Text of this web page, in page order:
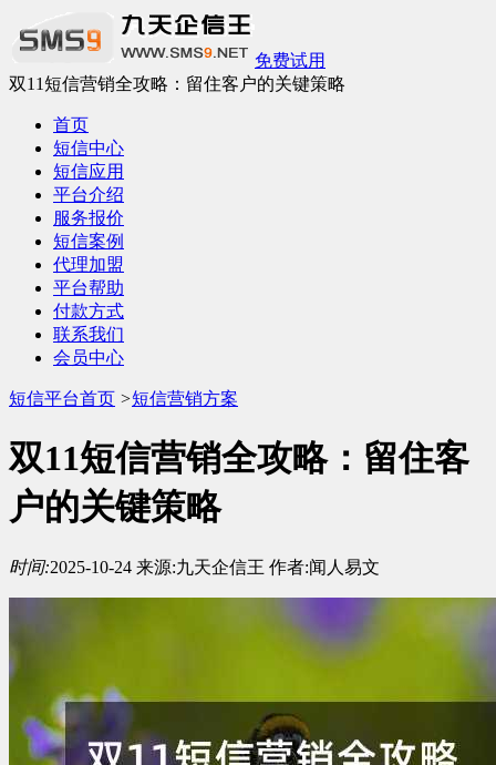
免费试用
双11短信营销全攻略：留住客户的关键策略
首页
短信中心
短信应用
平台介绍
服务报价
短信案例
代理加盟
平台帮助
付款方式
联系我们
会员中心
短信平台首页 >短信营销方案
双11短信营销全攻略：留住客
户的关键策略
时间:2025-10-24 来源:九天企信王 作者:闻人易文